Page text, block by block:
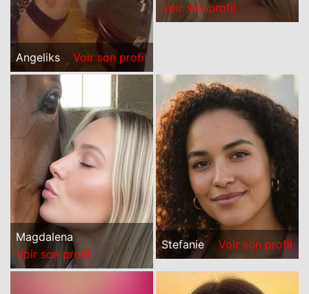
Angeliks Voir son profil
Voir son profil
Magdalena
Voir son profil
Stefanie Voir son profil